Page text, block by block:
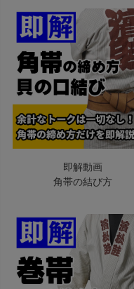
即解動画
角帯の結び方